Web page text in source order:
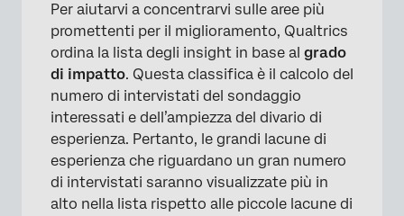
×
Per aiutarvi a concentrarvi sulle aree più
promettenti per il miglioramento, Qualtrics
ordina la lista degli insight in base al grado
di impatto. Questa classifica è il calcolo del
numero di intervistati del sondaggio
interessati e dell’ampiezza del divario di
esperienza. Pertanto, le grandi lacune di
esperienza che riguardano un gran numero
di intervistati saranno visualizzate più in
alto nella lista rispetto alle piccole lacune di